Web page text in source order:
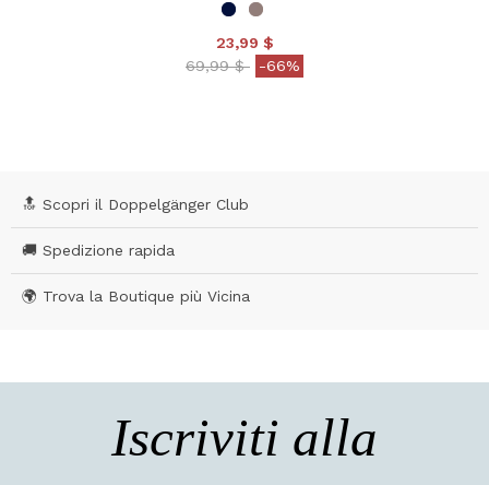
23,99 $
Price reduced from
69,99 $to-66%
🔝 Scopri il Doppelgänger Club
🚚 Spedizione rapida
🌍 Trova la Boutique più Vicina
Iscriviti alla